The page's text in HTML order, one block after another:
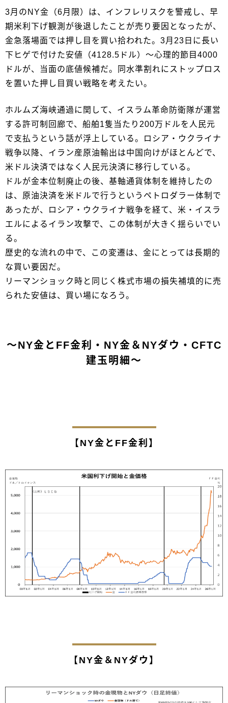
3月のNY金（6月限）は、インフレリスクを警戒し、早
期米利下げ観測が後退したことが売り要因となったが、
金急落場面では押し目を買い拾われた。3月23日に長い
下ヒゲで付けた安値（4128.5ドル）～心理的節目4000
ドルが、当面の底値候補だ。同水準割れにストップロス
を置いた押し目買い戦略を考えたい。
ホルムズ海峡通過に関して、イスラム革命防衛隊が運営
する許可制回廊で、船舶1隻当たり200万ドルを人民元
で支払うという話が浮上している。ロシア・ウクライナ
戦争以降、イラン産原油輸出は中国向けがほとんどで、
米ドル決済ではなく人民元決済に移行している。
ドルが金本位制廃止の後、基軸通貨体制を維持したの
は、原油決済を米ドルで行うというペトロダラー体制で
あったが、ロシア・ウクライナ戦争を経て、米・イスラ
エルによるイラン攻撃で、この体制が大きく揺らいでい
る。
歴史的な流れの中で、この変遷は、金にとっては長期的
な買い要因だ。
リーマンショック時と同じく株式市場の損失補填的に売
られた安値は、買い場になろう。
～NY金とFF金利・NY金＆NYダウ・CFTC
建玉明細～
【NY金とFF金利】
【NY金＆NYダウ】